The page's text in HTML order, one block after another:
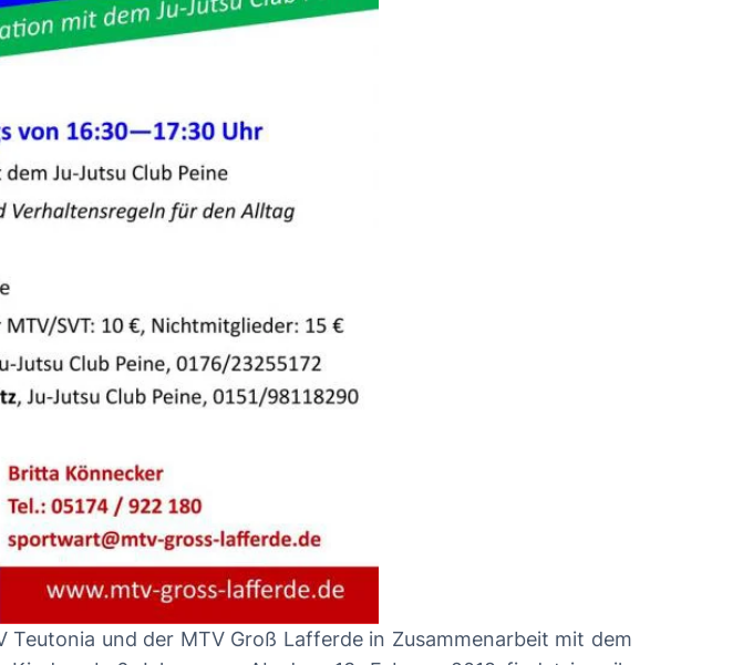
und der MTV Groß Lafferde in Zusammenarbeit mit dem